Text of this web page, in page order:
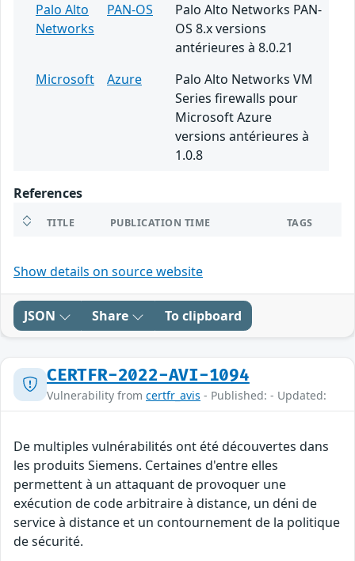
Palo Alto
Networks
PAN-OS
Palo Alto Networks PAN-
OS 8.x versions
antérieures à 8.0.21
Microsoft
Azure
Palo Alto Networks VM
Series firewalls pour
Microsoft Azure
versions antérieures à
1.0.8
References
TITLE PUBLICATION TIME TAGS
Show details on source website
JSON Share To clipboard
CERTFR-2022-AVI-1094
Vulnerability from certfr_avis - Published: - Updated:
De multiples vulnérabilités ont été découvertes dans
les produits Siemens. Certaines d'entre elles
permettent à un attaquant de provoquer une
exécution de code arbitraire à distance, un déni de
service à distance et un contournement de la politique
de sécurité.